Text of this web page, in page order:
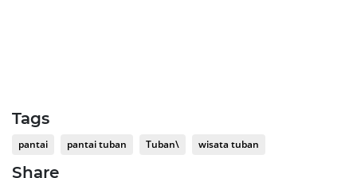
Tags
pantai pantai tuban Tuban\ wisata tuban
Share